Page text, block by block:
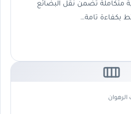
متكاملة تضمن نقل البضائع
بكفاءة تامة…